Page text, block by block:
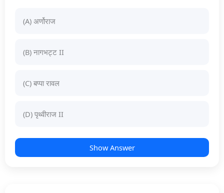
(A) अर्णोराज
(B) नागभट्ट II
(C) बप्पा रावल
(D) पृथ्वीराज II
Show Answer